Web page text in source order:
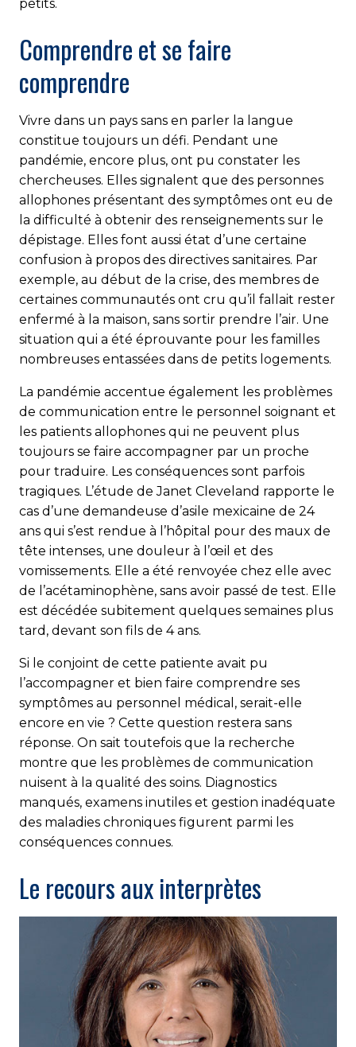
petits.
Comprendre et se faire
comprendre
Vivre dans un pays sans en parler la langue
constitue toujours un défi. Pendant une
pandémie, encore plus, ont pu constater les
chercheuses. Elles signalent que des personnes
allophones présentant des symptômes ont eu de
la difficulté à obtenir des renseignements sur le
dépistage. Elles font aussi état d’une certaine
confusion à propos des directives sanitaires. Par
exemple, au début de la crise, des membres de
certaines communautés ont cru qu’il fallait rester
enfermé à la maison, sans sortir prendre l’air. Une
situation qui a été éprouvante pour les familles
nombreuses entassées dans de petits logements.
La pandémie accentue également les problèmes
de communication entre le personnel soignant et
les patients allophones qui ne peuvent plus
toujours se faire accompagner par un proche
pour traduire. Les conséquences sont parfois
tragiques. L’étude de Janet Cleveland rapporte le
cas d’une demandeuse d’asile mexicaine de 24
ans qui s’est rendue à l’hôpital pour des maux de
tête intenses, une douleur à l’œil et des
vomissements. Elle a été renvoyée chez elle avec
de l’acétaminophène, sans avoir passé de test. Elle
est décédée subitement quelques semaines plus
tard, devant son fils de 4 ans.
Si le conjoint de cette patiente avait pu
l’accompagner et bien faire comprendre ses
symptômes au personnel médical, serait-elle
encore en vie ? Cette question restera sans
réponse. On sait toutefois que la recherche
montre que les problèmes de communication
nuisent à la qualité des soins. Diagnostics
manqués, examens inutiles et gestion inadéquate
des maladies chroniques figurent parmi les
conséquences connues.
Le recours aux interprètes